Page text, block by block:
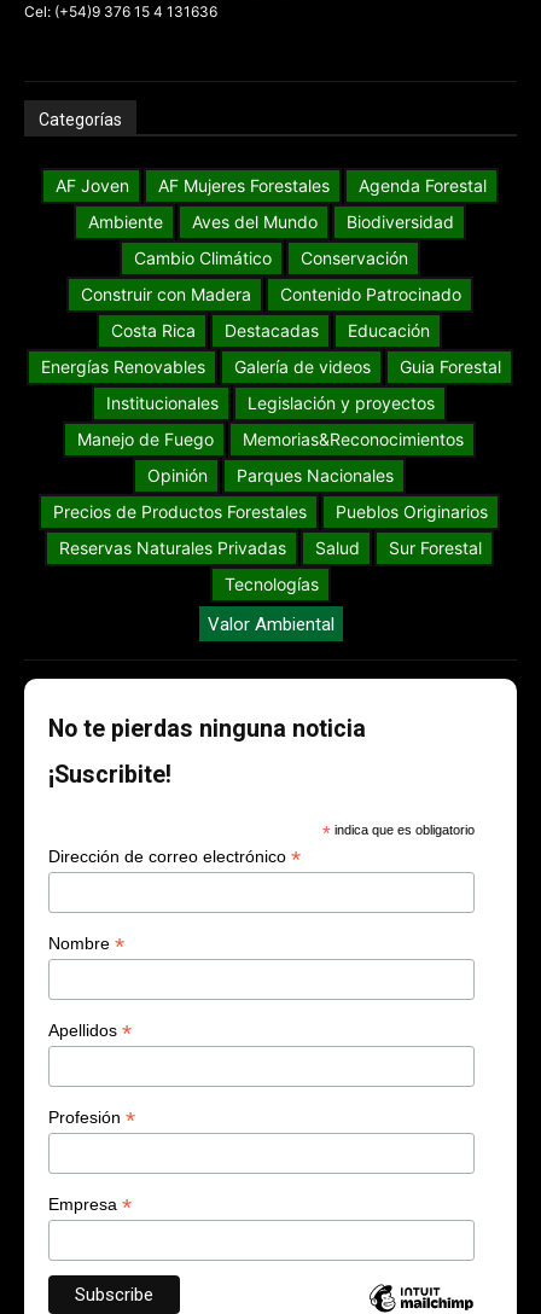
Cel: (+54)9 376 15 4 131636
Categorías
AF Joven AF Mujeres Forestales
Agenda Forestal
Ambiente
Aves del Mundo
Biodiversidad
Cambio Climático
Conservación
Construir con Madera
Contenido Patrocinado
Costa Rica
Destacadas
Educación
Energías Renovables
Galería de videos
Guia Forestal
Institucionales
Legislación y proyectos
Manejo de Fuego
Memorias&Reconocimientos
Opinión
Parques Nacionales
Precios de Productos Forestales
Pueblos Originarios
Reservas Naturales Privadas
Salud
Sur Forestal
Tecnologías
Valor Ambiental
No te pierdas ninguna noticia
¡Suscribite!
* indica que es obligatorio
Dirección de correo electrónico *
Nombre *
Apellidos *
Profesión *
Empresa *